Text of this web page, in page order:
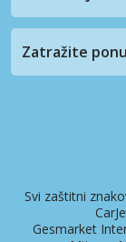
Zatražite
Svi zaštitni
Gesmarket